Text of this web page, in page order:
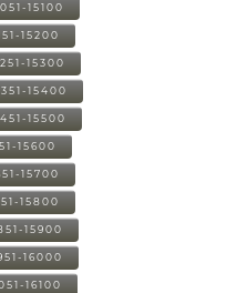
15100
15200
15300
15400
15500
15600
15700
15800
15900
16000
16100